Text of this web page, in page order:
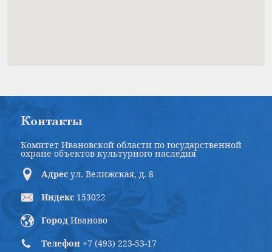
Контакты
Комитет Ивановской области по государственной
охране объектов культурного наследия
Адрес ул. Велижская, д. 8
Индекс 153022
Город Иваново
Телефон +7 (493) 223-53-17